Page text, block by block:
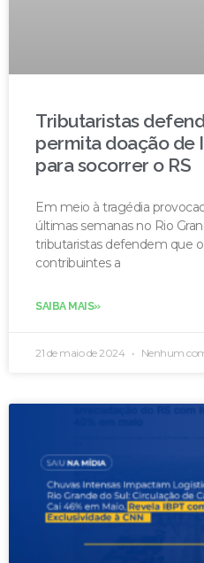
Tributaristas
permita doação de
para socorrer o RS
Em meio à tragédia
últimas semanas no Rio
tributaristas defendem que
contribuintes a
SAIBA MAIS»
21 de maio de 2024 Nenhum